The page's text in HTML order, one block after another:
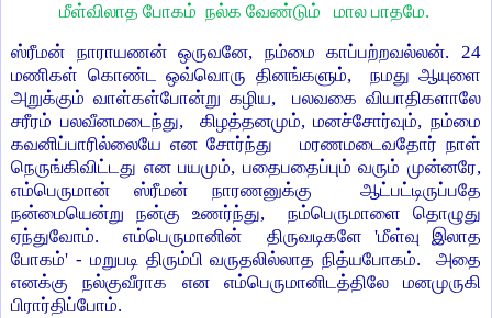
மீள்விலாத போகம் நல்க வேண்டும் மால பாதமே.
ஸ்ரீமன் நாராயணன் ஒருவனே, நம்மை காப்பற்றவல்லன். 24
மணிகள் கொண்ட ஒவ்வொரு தினங்களும், நமது ஆயுளை
அறுக்கும் வாள்கள்போன்று கழிய, பலவகை வியாதிகளாலே
சரீரம் பலவீனமடைந்து, கிழத்தனமும், மனச்சோர்வும், நம்மை
கவனிப்பாரில்லையே என சோர்ந்து மரணமடைவதோர் நாள்
நெருங்கிவிட்டது என பயமும், பதைபதைப்பும் வரும் முன்னரே,
எம்பெருமான் ஸ்ரீமன் நாரணனுக்கு ஆட்பட்டிருப்பதே
நன்மையென்று நன்கு உணர்ந்து, நம்பெருமாளை தொழுது
ஏந்துவோம். எம்பெருமானின் திருவடிகளே 'மீள்வு இலாத
போகம்' - மறுபடி திரும்பி வருதலில்லாத நித்யபோகம். அதை
எனக்கு நல்குவீராக என எம்பெருமானிடத்திலே மனமுருகி
பிரார்திப்போம்.